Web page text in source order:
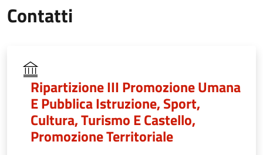
Contatti
Ripartizione III Promozione Umana
E Pubblica Istruzione, Sport,
Cultura, Turismo E Castello,
Promozione Territoriale